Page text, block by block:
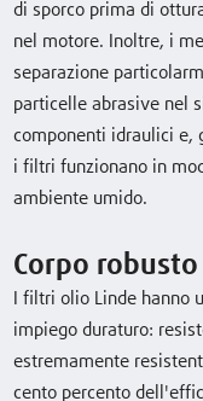
di sporco prima di
nel motore. Inoltre, i
separazione
particelle abrasive nel
componenti idraulici e,
i filtri funzionano in
ambiente umido.
Corpo robusto
I filtri olio Linde hanno
impiego duraturo:
estremamente
cento percento